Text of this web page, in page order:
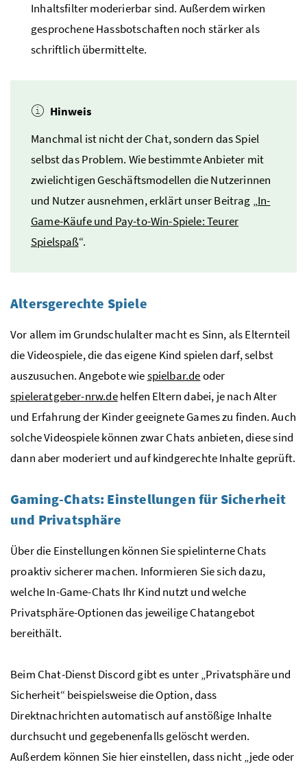
Inhaltsfilter moderierbar sind. Außerdem wirken
gesprochene Hassbotschaften noch stärker als
schriftlich übermittelte.
Hinweis
Manchmal ist nicht der Chat, sondern das Spiel
selbst das Problem. Wie bestimmte Anbieter mit
zwielichtigen Geschäftsmodellen die Nutzerinnen
und Nutzer ausnehmen, erklärt unser Beitrag „In-
Game-Käufe und Pay-to-Win-Spiele: Teurer
Spielspaß“.
Altersgerechte Spiele
Vor allem im Grundschulalter macht es Sinn, als Elternteil
die Videospiele, die das eigene Kind spielen darf, selbst
auszusuchen. Angebote wiespielbar.deoder
spieleratgeber-nrw.dehelfen Eltern dabei, je nach Alter
und Erfahrung der Kinder geeignete Games zu finden. Auch
solche Videospiele können zwar Chats anbieten, diese sind
dann aber moderiert und auf kindgerechte Inhalte geprüft.
Gaming-Chats: Einstellungen für Sicherheit
und Privatsphäre
Über die Einstellungen können Sie spielinterne Chats
proaktiv sicherer machen. Informieren Sie sich dazu,
welche In-Game-Chats Ihr Kind nutzt und welche
Privatsphäre-Optionen das jeweilige Chatangebot
bereithält.
Beim Chat-Dienst Discord gibt es unter „Privatsphäre und
Sicherheit“ beispielsweise die Option, dass
Direktnachrichten automatisch auf anstößige Inhalte
durchsucht und gegebenenfalls gelöscht werden.
Außerdem können Sie hier einstellen, dass nicht „jede oder